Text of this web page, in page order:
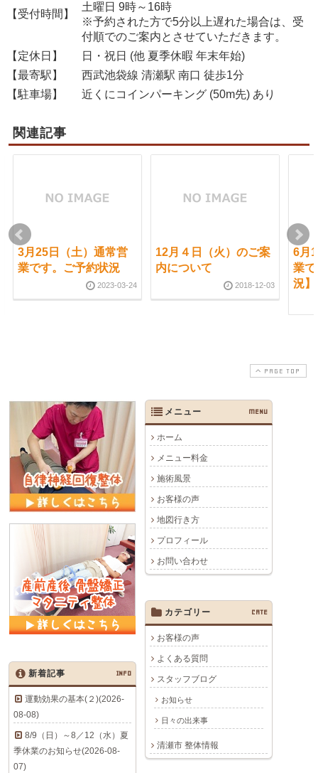
【受付時間】
土曜日 9時～16時
※予約された方で5分以上遅れた場合は、受
付順でのご案内とさせていただきます。
【定休日】
日・祝日 (他 夏季休暇 年末年始)
【最寄駅】
西武池袋線 清瀬駅 南口 徒歩1分
【駐車場】
近くにコインパーキング (50m先) あり
関連記事
3月25日（土）通常営
業です。ご予約状況
2023-03-24
12月４日（火）のご案
内について
2018-12-03
6月
業
況】
PAGE TOP
メニュー MENU
ホーム
メニュー料金
施術風景
お客様の声
地図行き方
プロフィール
お問い合わせ
カテゴリー CATE
お客様の声
よくある質問
スタッフブログ
お知らせ
日々の出来事
清瀬市 整体情報
新着記事 INFO
運動効果の基本(２)(2026-
08-08)
8/9（日）～8／12（水）夏
季休業のお知らせ(2026-08-
07)